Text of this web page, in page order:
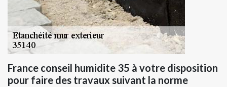
France conseil humidite 35 à votre disposition
pour faire des travaux suivant la norme